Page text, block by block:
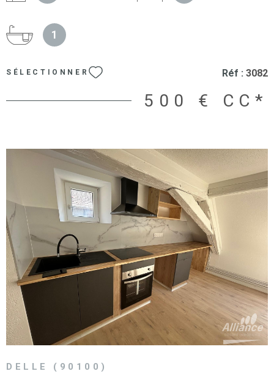
d'une grande cave et d'une place de parking privative, offrant
un confort appréciable au quotidien. Le chauffage et la
production d'eau chaude sont entièrement électriques. Les
sont disponibles sur le site Géorisques
1
SÉLECTIONNER Réf : 3082
500 € CC*
DELLE (90100)
VOIR LE BIEN